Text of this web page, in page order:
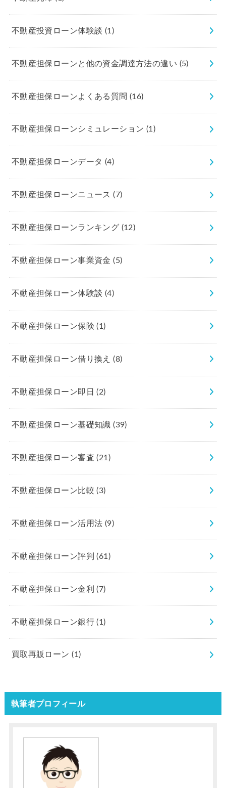
不動産投資ローン体験談 (1)
不動産担保ローンと他の資金調達方法の違い (5)
不動産担保ローンよくある質問(16)
不動産担保ローンシミュレーション (1)
不動産担保ローンデータ (4)
不動産担保ローンニュース(7)
不動産担保ローンランキング (12)
不動産担保ローン事業資金(5)
不動産担保ローン体験談 (4)
不動産担保ローン保険(1)
不動産担保ローン借り換え(8)
不動産担保ローン即日(2)
不動産担保ローン基礎知識(39)
不動産担保ローン審査(21)
不動産担保ローン比較(3)
不動産担保ローン活用法 (9)
不動産担保ローン評判(61)
不動産担保ローン金利(7)
不動産担保ローン銀行(1)
買取再販ローン(1)
執筆者プロフィール